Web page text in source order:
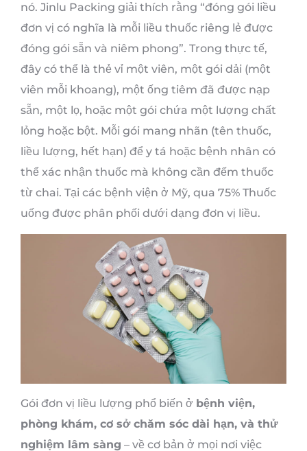
nó. Jinlu Packing giải thích rằng “đóng gói liều
đơn vị có nghĩa là mỗi liều thuốc riêng lẻ được
đóng gói sẵn và niêm phong”. Trong thực tế,
đây có thể là thẻ vỉ một viên, một gói dải (một
viên mỗi khoang), một ống tiêm đã được nạp
sẵn, một lọ, hoặc một gói chứa một lượng chất
lỏng hoặc bột. Mỗi gói mang nhãn (tên thuốc,
liều lượng, hết hạn) để y tá hoặc bệnh nhân có
thể xác nhận thuốc mà không cần đếm thuốc
từ chai. Tại các bệnh viện ở Mỹ, qua 75% Thuốc
uống được phân phối dưới dạng đơn vị liều.
Gói đơn vị liều lượng phổ biến ở bệnh viện,
phòng khám, cơ sở chăm sóc dài hạn, và thử
nghiệm lâm sàng – về cơ bản ở mọi nơi việc